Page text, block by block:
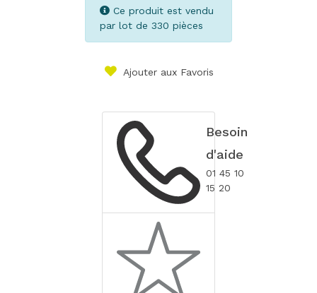
Ce produit est vendu
par lot de 330 pièces
Ajouter aux Favoris
Besoin
d'aide
01 45 10
15 20